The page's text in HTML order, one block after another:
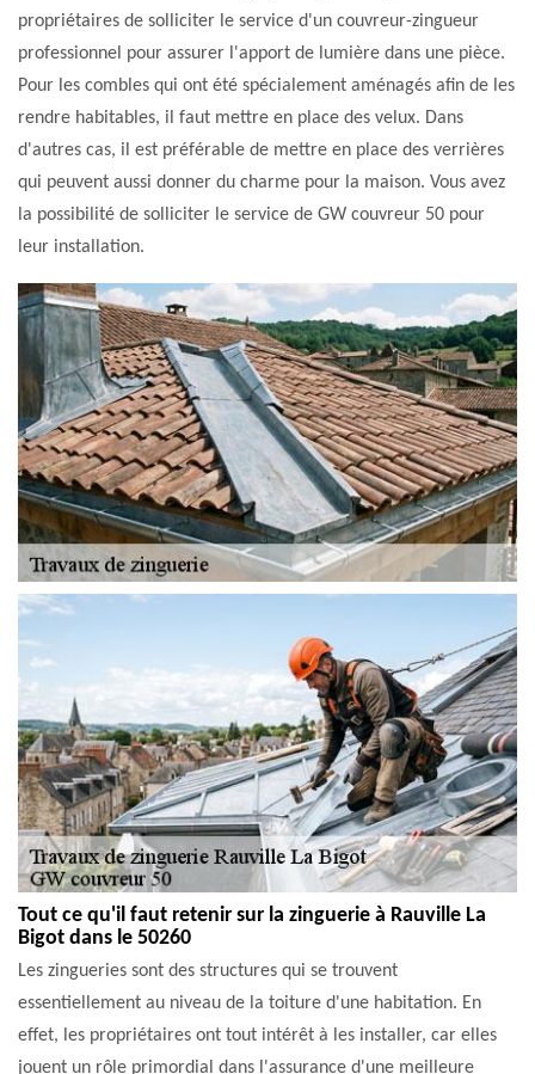
propriétaires de solliciter le service d'un couvreur-zingueur
professionnel pour assurer l'apport de lumière dans une pièce.
Pour les combles qui ont été spécialement aménagés afin de les
rendre habitables, il faut mettre en place des velux. Dans
d'autres cas, il est préférable de mettre en place des verrières
qui peuvent aussi donner du charme pour la maison. Vous avez
la possibilité de solliciter le service de GW couvreur 50 pour
leur installation.
Tout ce qu'il faut retenir sur la zinguerie à Rauville La
Bigot dans le 50260
Les zingueries sont des structures qui se trouvent
essentiellement au niveau de la toiture d'une habitation. En
effet, les propriétaires ont tout intérêt à les installer, car elles
jouent un rôle primordial dans l'assurance d'une meilleure